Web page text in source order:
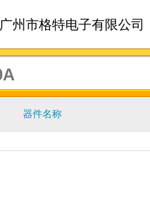
广州市格特电子有限公司
器件名称